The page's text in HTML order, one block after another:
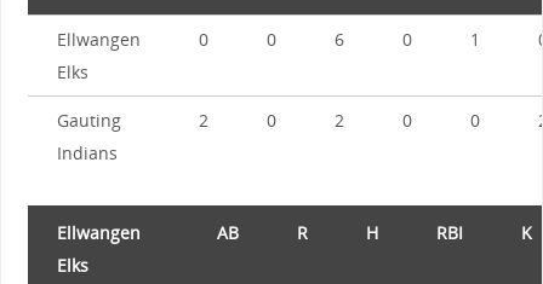
Ellwangen
Elks
0 0 6 0 1
Gauting
Indians
2 0 2 0 0
Ellwangen
Elks
AB R H RBI K